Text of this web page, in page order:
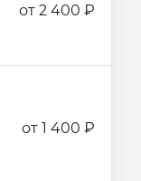
от 2 400 ₽
от 1 400 ₽